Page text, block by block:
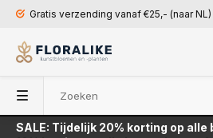
Gratis verzending vanaf €25,- (naar NL)
SALE: Tijdelijk 20% korting op alle
Terug